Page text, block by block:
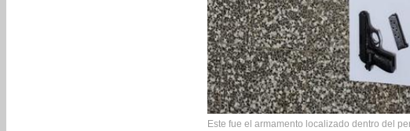
Este fue el armamento localizado dentro del